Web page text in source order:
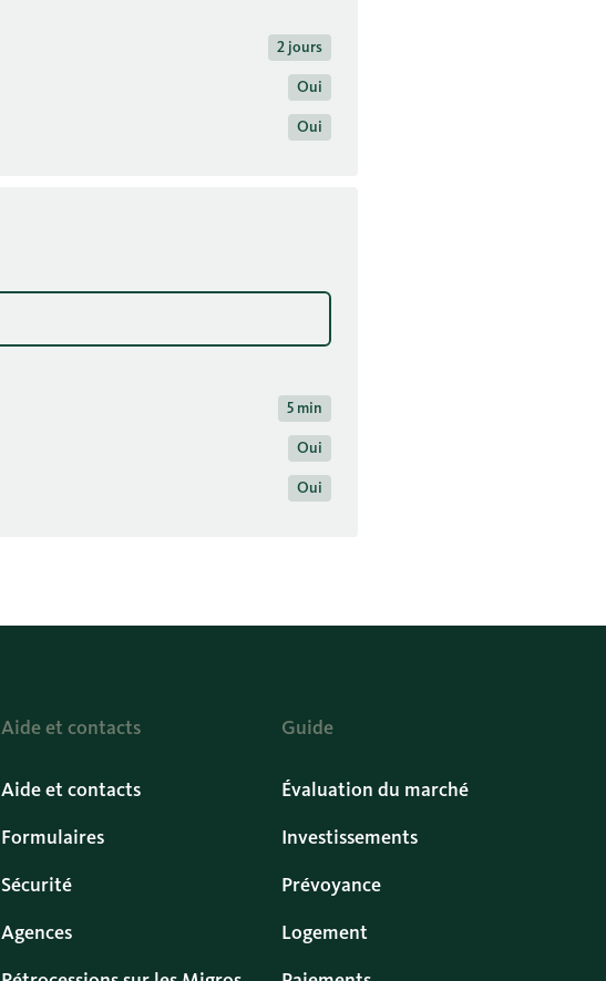
2 jours
Oui
Oui
5 min
Oui
Oui
Aide et contacts
Aide et contacts
Formulaires
Sécurité
Agences
Guide
Évaluation du marché
Investissements
Prévoyance
Logement